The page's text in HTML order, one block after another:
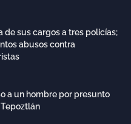
de sus cargos a tres policías;
abusos contra
a un hombre por presunto